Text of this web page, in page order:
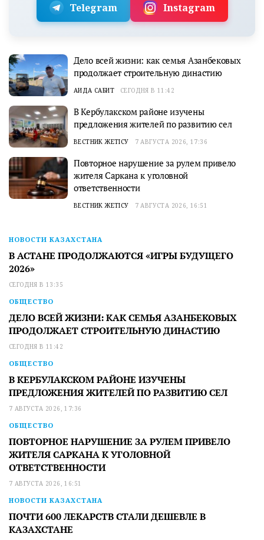
Telegram Instagram
Дело всей жизни: как семья Азанбековых
продолжает строительную династию
АИДА САБИТ СЕГОДНЯ В 11:42
В Кербулакском районе изучены
предложения жителей по развитию сел
ВЕСТНИК ЖЕТІСУ 7 АВГУСТА 2026, 17:36
Повторное нарушение за рулем привело
жителя Саркана к уголовной
ответственности
ВЕСТНИК ЖЕТІСУ 7 АВГУСТА 2026, 16:51
НОВОСТИ КАЗАХСТАНА
В АСТАНЕ ПРОДОЛЖАЮТСЯ «ИГРЫ БУДУЩЕГО
2026»
СЕГОДНЯ В 13:35
ОБЩЕСТВО
ДЕЛО ВСЕЙ ЖИЗНИ: КАК СЕМЬЯ АЗАНБЕКОВЫХ
ПРОДОЛЖАЕТ СТРОИТЕЛЬНУЮ ДИНАСТИЮ
СЕГОДНЯ В 11:42
ОБЩЕСТВО
В КЕРБУЛАКСКОМ РАЙОНЕ ИЗУЧЕНЫ
ПРЕДЛОЖЕНИЯ ЖИТЕЛЕЙ ПО РАЗВИТИЮ СЕЛ
7 АВГУСТА 2026, 17:36
ОБЩЕСТВО
ПОВТОРНОЕ НАРУШЕНИЕ ЗА РУЛЕМ ПРИВЕЛО
ЖИТЕЛЯ САРКАНА К УГОЛОВНОЙ
ОТВЕТСТВЕННОСТИ
7 АВГУСТА 2026, 16:51
НОВОСТИ КАЗАХСТАНА
ПОЧТИ 600 ЛЕКАРСТВ СТАЛИ ДЕШЕВЛЕ В
КАЗАХСТАНЕ